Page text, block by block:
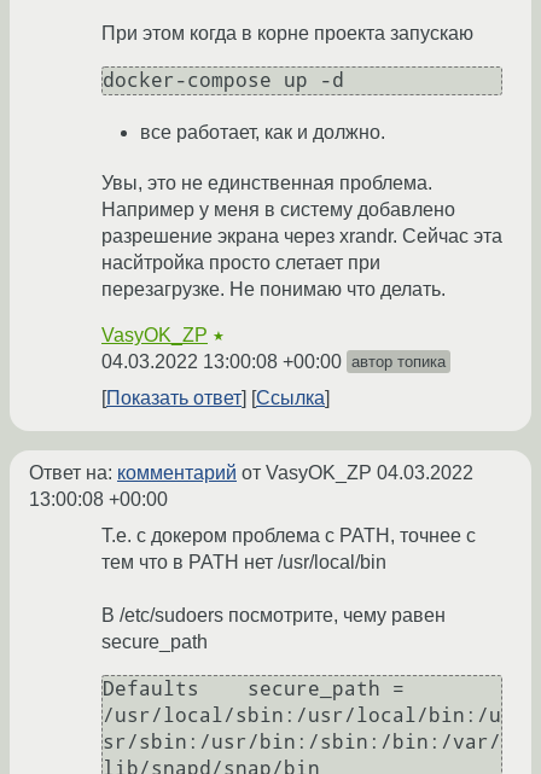
При этом когда в корне проекта запускаю
все работает, как и должно.
Увы, это не единственная проблема.
Например у меня в систему добавлено
разрешение экрана через xrandr. Сейчас эта
насйтройка просто слетает при
перезагрузке. Не понимаю что делать.
VasyOK_ZP ★
04.03.2022 13:00:08 +00:00 автор топика
Показать ответ Ссылка
Ответ на: комментарий от VasyOK_ZP 04.03.2022
13:00:08 +00:00
Т.е. с докером проблема с PATH, точнее с
тем что в PATH нет /usr/local/bin
В /etc/sudoers посмотрите, чему равен
secure_path
Defaults    secure_path =
/usr/local/sbin:/usr/local/bin:/u
sr/sbin:/usr/bin:/sbin:/bin:/var/